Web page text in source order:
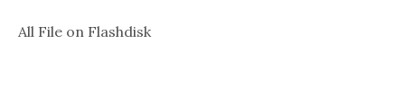
All File on Flashdisk